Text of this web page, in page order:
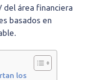
del área financiera
basados en
los